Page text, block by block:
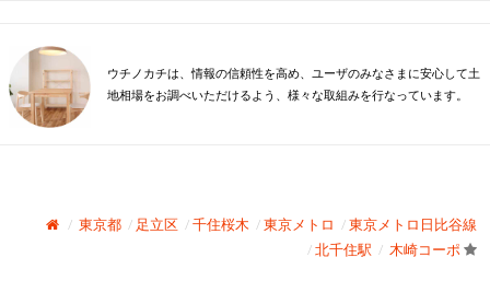
ウチノカチは、情報の信頼性を高め、ユーザのみなさまに安心して土
地相場をお調べいただけるよう、様々な取組みを行なっています。
東京都 足立区 千住桜木 東京メトロ
東京メトロ日比谷線
北千住駅
木崎コーポ